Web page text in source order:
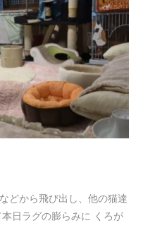
どから飛び出し、他の猫達
日ラグの膨らみに くろが